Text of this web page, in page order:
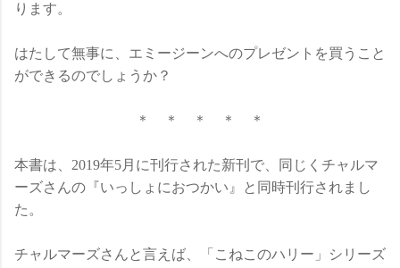
ります。
はたして無事に、エミージーンへのプレゼントを買うこと
ができるのでしょうか？
＊ ＊ ＊ ＊ ＊
本書は、2019年5月に刊行された新刊で、同じくチャルマ
ーズさんの『いっしょにおつかい』と同時刊行されまし
た。
チャルマーズさんと言えば、「こねこのハリー」シリーズ